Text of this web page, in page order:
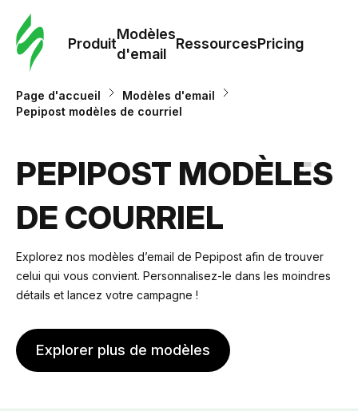
Produit
Modèles
d'email
RessourcesPricing
Page d'accueil
Modèles d'email
Pepipost modèles de courriel
PEPIPOST MODÈLES
DE COURRIEL
Explorez nos modèles d’email de Pepipost afin de trouver
celui qui vous convient. Personnalisez-le dans les moindres
détails et lancez votre campagne !
Explorer plus de modèles